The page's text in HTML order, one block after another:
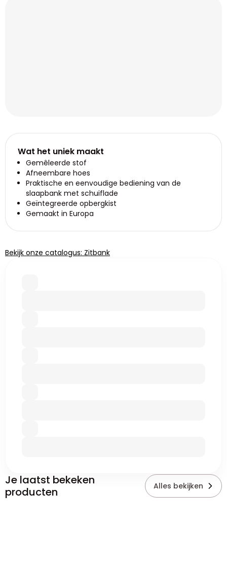
Wat het uniek maakt
Gemêleerde stof
Afneembare hoes
Praktische en eenvoudige bediening van de
slaapbank met schuiflade
Geïntegreerde opbergkist
Gemaakt in Europa
Bekijk onze catalogus: Zitbank
Je laatst bekeken
producten
Alles bekijken